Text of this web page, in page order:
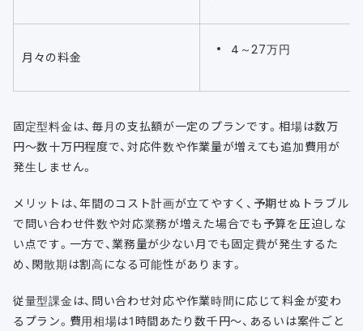
月々の料金 4～27万円
固定型料金は、毎月の支払額が一定のプランです。相場は数万
円〜数十万円程度で、対応件数や作業量が増えても追加費用が
発生しません。
メリットは、年間のコスト計画が立てやすく、予期せぬトラブル
で問い合わせ件数や対応業務が増えた場合でも予算を圧迫しな
い点です。一方で、業務量が少ない月でも固定費が発生するた
め、閑散期は割高になる可能性があります。
従量型課金は、問い合わせ対応や作業時間に応じて料金が変わ
るプラン。費用相場は1時間あたり数千円〜、あるいは案件ごと